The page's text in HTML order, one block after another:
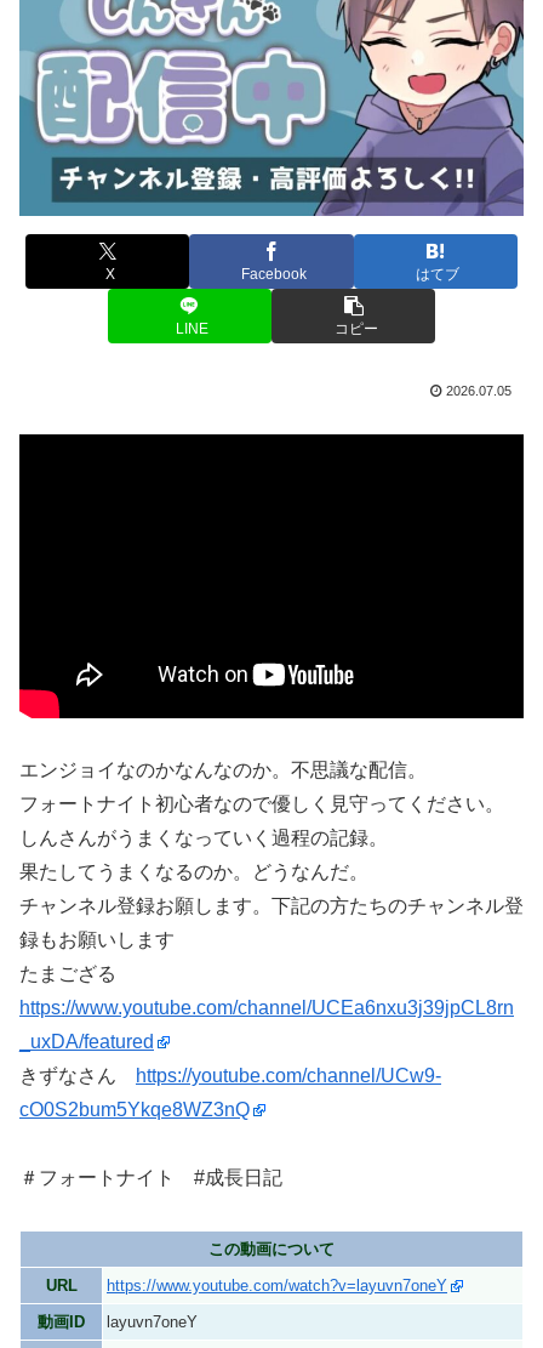
X Facebook はてブ
LINE コピー
2026.07.05
エンジョイなのかなんなのか。不思議な配信。
フォートナイト初心者なので優しく見守ってください。
しんさんがうまくなっていく過程の記録。
果たしてうまくなるのか。どうなんだ。
チャンネル登録お願します。下記の方たちのチャンネル登
録もお願いします
たまござる
https://www.youtube.com/channel/UCEa6nxu3j39jpCL8rn
_uxDA/featured
きずなさん
https://youtube.com/channel/UCw9-
cO0S2bum5Ykqe8WZ3nQ
＃フォートナイト #成長日記
この動画について
URL
https://www.youtube.com/watch?v=layuvn7oneY
動画ID
layuvn7oneY